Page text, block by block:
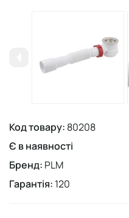
Код товару: 80208
Є в наявності
Бренд: PLM
Гарантія: 120